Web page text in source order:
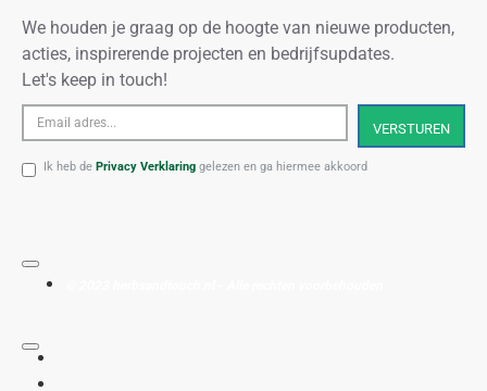
We houden je graag op de hoogte van nieuwe producten,
acties, inspirerende projecten en bedrijfsupdates.
Let's keep in touch!
adres...
VERSTUREN
Ik heb de Privacy Verklaring gelezen en ga hiermee akkoord